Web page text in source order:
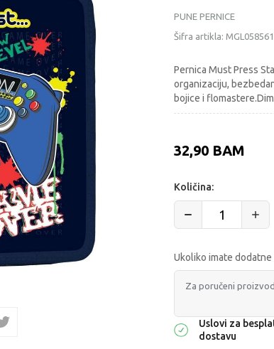
PUNE PERNICE
Šifra artikla:
Pernica Must Press
organizaciju,
bojice i
32,90 BAM
Količina:
Ukoliko imate
Uslovi za
dostavu